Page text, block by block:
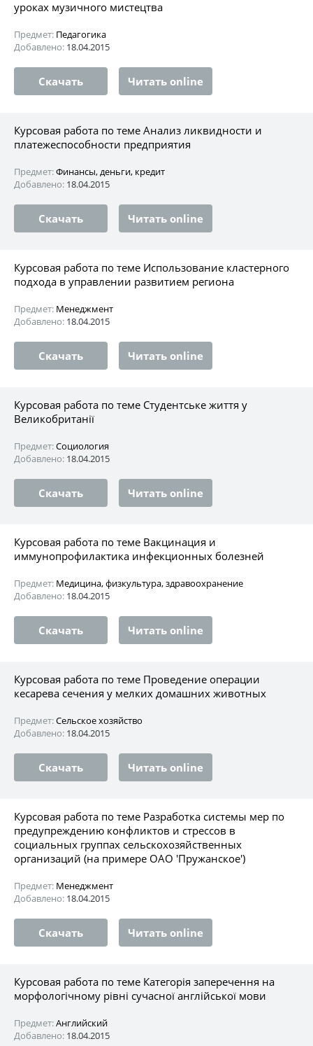
уроках музичного мистецтва
Предмет: Педагогика
Добавлено: 18.04.2015
Скачать Читать online
Курсовая работа по теме Анализ ликвидности и
платежеспособности предприятия
Предмет:Финансы, деньги, кредит
Добавлено: 18.04.2015
Скачать Читать online
Курсовая работа по теме Использование кластерного
подхода в управлении развитием региона
Предмет: Менеджмент
Добавлено: 18.04.2015
Скачать Читать online
Курсовая работа по теме Студентське життя у
Великобританії
Предмет:Социология
Добавлено: 18.04.2015
Скачать Читать online
Курсовая работа по теме Вакцинация и
иммунопрофилактика инфекционных болезней
Предмет: Медицина, физкультура, здравоохранение
Добавлено: 18.04.2015
Скачать Читать online
Курсовая работа по теме Проведение операции
кесарева сечения у мелких домашних животных
Предмет:Сельское хозяйство
Добавлено: 18.04.2015
Скачать Читать online
Курсовая работа по теме Разработка системы мер по
предупреждению конфликтов и стрессов в
социальных группах сельскохозяйственных
организаций (на примере ОАО 'Пружанское')
Предмет: Менеджмент
Добавлено: 18.04.2015
Скачать Читать online
Курсовая работа по теме Категорія заперечення на
морфологічному рівні сучасної англійської мови
Предмет:Английский
Добавлено: 18.04.2015